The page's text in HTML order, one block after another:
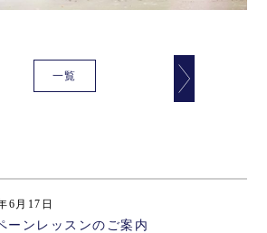
一覧
6月17日
ーンレッスンのご案内